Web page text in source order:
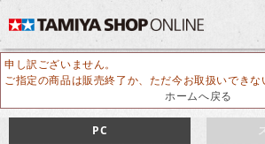
申し訳ございません。
ご指定の商品は販売終了か、ただ今お取扱いできな
ホームへ戻る
PC